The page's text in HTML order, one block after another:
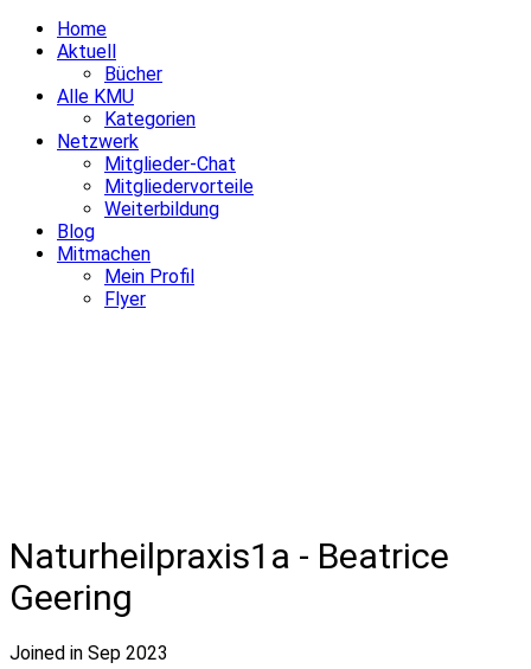
Home
Aktuell
Bücher
Alle KMU
Kategorien
Netzwerk
Mitglieder-Chat
Mitgliedervorteile
Weiterbildung
Blog
Mitmachen
Mein Profil
Flyer
Naturheilpraxis1a - Beatrice
Geering
Joined in Sep 2023